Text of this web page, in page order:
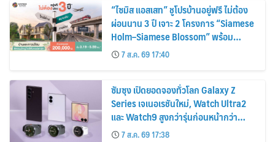
“ไซมิส แอสเสท” ชูโปรบ้านอยู่ฟรี ไม่ต้อง
ผ่อนนาน 3 ปี เจาะ 2 โครงการ “Siamese
Holm–Siamese Blossom” พร้อม
ส่วนลดและสิทธิพิเศษถึง 31 สิงหาคม
2569
7 ส.ค. 69 17:40
ซัมซุง เปิดยอดจองทั่วโลก Galaxy Z
Series เจเนอเรชันใหม่, Watch Ultra2
และ Watch9 สูงกว่ารุ่นก่อนหน้ากว่า
30%7 ส.ค. 69 17:38